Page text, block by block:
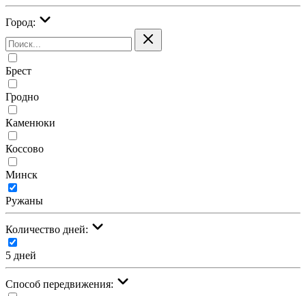
Город:
Брест
Гродно
Каменюки
Коссово
Минск
Ружаны
Количество дней:
5 дней
Cпособ передвижения: